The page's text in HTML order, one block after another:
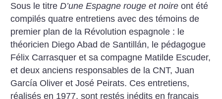
Sous le titreD’une Espagne rouge et noire ont été
compilés quatre entretiens avec des témoins de
premier plan de la Révolution espagnole : le
théoricien Diego Abad de Santillán, le pédagogue
Félix Carrasquer et sa compagne Matilde Escuder,
et deux anciens responsables de la CNT, Juan
García Oliver et José Peirats. Ces entretiens,
réalisés en 1977, sont restés inédits en français